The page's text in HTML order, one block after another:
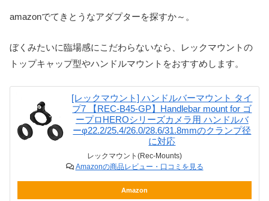
amazonでてきとうなアダプターを探すか～。
ぼくみたいに臨場感にこだわらないなら、レックマウントの
トップキャップ型やハンドルマウントをおすすめします。
[レックマウント] ハンドルバーマウント タイ
プ7 【REC-B45-GP】Handlebar mount for ゴ
ープロHEROシリーズカメラ用 ハンドルバ
ーφ22.2/25.4/26.0/28.6/31.8mmのクランプ径
に対応
レックマウント(Rec-Mounts)
Amazonの商品レビュー・口コミを見る
Amazon